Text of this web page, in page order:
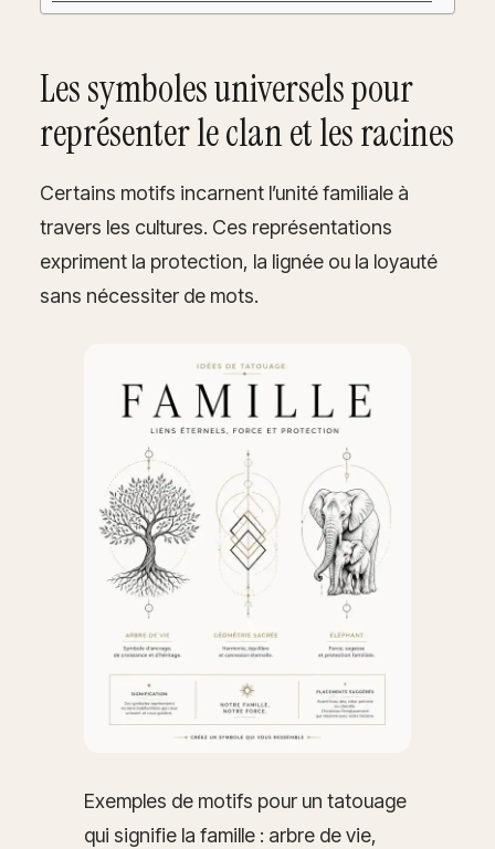
Les symboles universels pour
représenter le clan et les racines
Certains motifs incarnent l’unité familiale à
travers les cultures. Ces représentations
expriment la protection, la lignée ou la loyauté
sans nécessiter de mots.
Exemples de motifs pour un tatouage
qui signifie la famille : arbre de vie,